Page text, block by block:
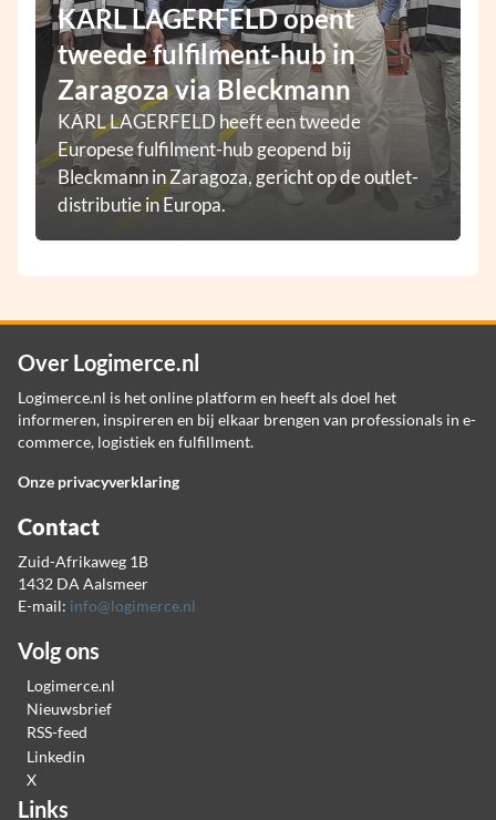
KARL LAGERFELD opent
tweede fulfilment-hub in
Zaragoza via Bleckmann
KARL LAGERFELD heeft een tweede
Europese fulfilment-hub geopend bij
Bleckmann in Zaragoza, gericht op de outlet-
distributie in Europa.
Over Logimerce.nl
Logimerce.nl is het online platform en heeft als doel het
informeren, inspireren en bij elkaar brengen van professionals in e-
commerce, logistiek en fulfillment.
Onze privacyverklaring
Contact
Zuid-Afrikaweg 1B
1432 DA Aalsmeer
E-mail: info@logimerce.nl
Volg ons
Logimerce.nl
Nieuwsbrief
RSS-feed
Linkedin
X
Links